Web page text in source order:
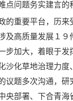
点问题务实建言的
的重要平台，历
及高质量发展１
步加大，着眼于
沙化草地治理力
议题多次沟通，
央部署、下合青